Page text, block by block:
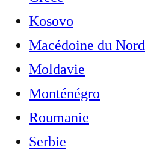
Kosovo
Macédoine du Nord
Moldavie
Monténégro
Roumanie
Serbie